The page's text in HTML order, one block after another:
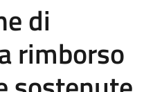
di
rimborso